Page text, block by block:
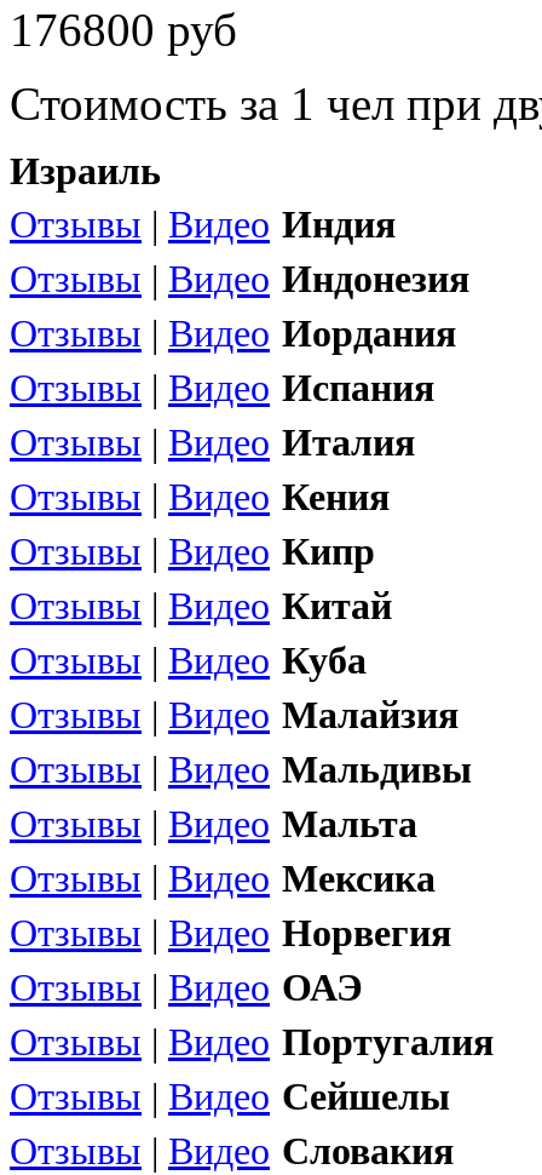
176800 руб
Стоимость за 1 чел при
Израиль
Отзывы | Видео Индия
Отзывы | Видео Индонезия
Отзывы | Видео Иордания
Отзывы | Видео Испания
Отзывы | Видео Италия
Отзывы | Видео Кения
Отзывы | Видео Кипр
Отзывы | Видео Китай
Отзывы | Видео Куба
Отзывы | Видео Малайзия
Отзывы | Видео Мальдивы
Отзывы | Видео Мальта
Отзывы | Видео Мексика
Отзывы | Видео Норвегия
Отзывы | Видео ОАЭ
Отзывы | Видео Португалия
Отзывы | Видео Сейшелы
Отзывы | Видео Словакия